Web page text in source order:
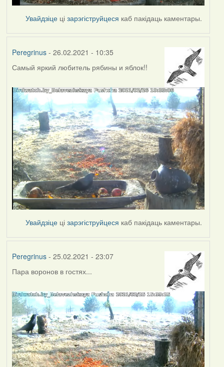
Увайдзіце цізарэгіструйцеся каб пакідаць каментары.
Peregrinus- 26.02.2021 - 10:35
Самый яркий любитель рябины и яблок!!
Увайдзіце цізарэгіструйцеся каб пакідаць каментары.
Peregrinus- 25.02.2021 - 23:07
Пара воронов в гостях...